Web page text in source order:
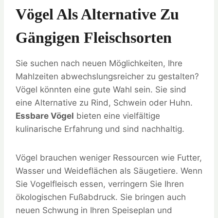
Vögel Als Alternative Zu
Gängigen Fleischsorten
Sie suchen nach neuen Möglichkeiten, Ihre
Mahlzeiten abwechslungsreicher zu gestalten?
Vögel könnten eine gute Wahl sein. Sie sind
eine Alternative zu Rind, Schwein oder Huhn.
Essbare Vögel bieten eine vielfältige
kulinarische Erfahrung und sind nachhaltig.
Vögel brauchen weniger Ressourcen wie Futter,
Wasser und Weideflächen als Säugetiere. Wenn
Sie Vogelfleisch essen, verringern Sie Ihren
ökologischen Fußabdruck. Sie bringen auch
neuen Schwung in Ihren Speiseplan und